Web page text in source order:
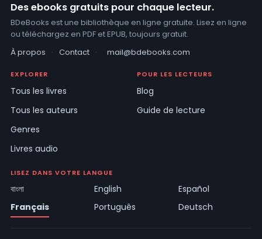
Des ebooks gratuits pour chaque lecteur.
BDeBooks est une bibliothèque en ligne gratuite. Lisez en ligne
ou téléchargez en PDF et EPUB, toujours gratuit.
À propos
· Contact · mail@bdebooks.com
EXPLORER
Tous les livres
Tous les auteurs
Genres
Livres audio
POUR LES LECTEURS
Blog
Guide de lecture
LISEZ DANS VOTRE LANGUE
বাংলা English
Español
Français
Português Deutsch